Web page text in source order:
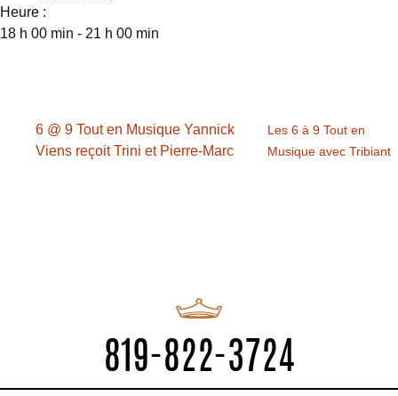
Heure :
18 h 00 min - 21 h 00 min
6 @ 9 Tout en Musique Yannick
Viens reçoit Trini et Pierre-Marc
Les 6 à 9 Tout en
Musique avec Tribiant
819-822-3724